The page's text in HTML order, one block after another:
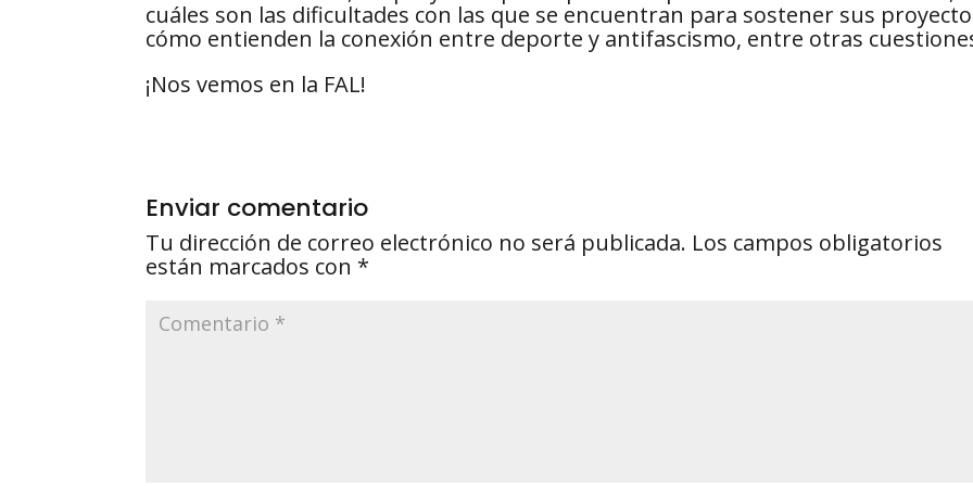
cuáles son las dificultades con las que se encuentran para sostener sus
cómo entienden la conexión entre deporte y antifascismo, entre otras
¡Nos vemos en la FAL!
Enviar comentario
Tu dirección de correo electrónico no será publicada. Los campos obligatorios
están marcados con *